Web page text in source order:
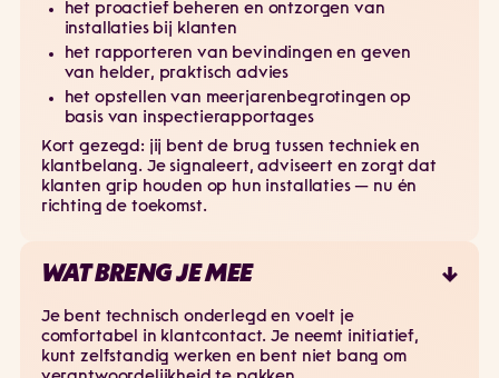
het proactief beheren en ontzorgen van
installaties bij klanten
het rapporteren van bevindingen en geven
van helder, praktisch advies
het opstellen van meerjarenbegrotingen op
basis van inspectierapportages
Kort gezegd: jij bent de brug tussen techniek en
klantbelang. Je signaleert, adviseert en zorgt dat
klanten grip houden op hun installaties — nu én
richting de toekomst.
WAT BRENG JE MEE
Je bent technisch onderlegd en voelt je
comfortabel in klantcontact. Je neemt initiatief,
kunt zelfstandig werken en bent niet bang om